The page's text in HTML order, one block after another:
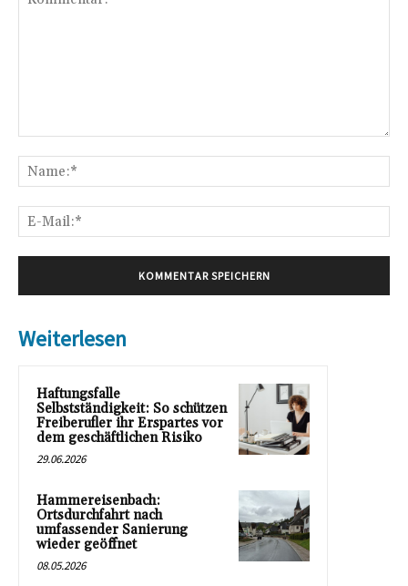
Weiterlesen
Haftungsfalle
Selbstständigkeit: So schützen
Freiberufler ihr Erspartes vor
dem geschäftlichen Risiko
29.06.2026
Hammereisenbach:
Ortsdurchfahrt nach
umfassender Sanierung
wieder geöffnet
08.05.2026